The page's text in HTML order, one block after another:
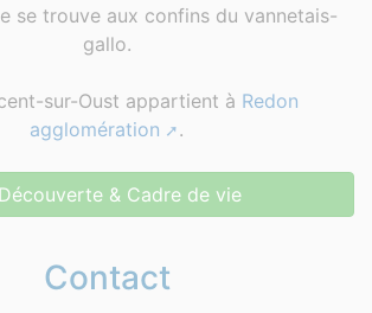
se trouve aux confins du vannetais-
gallo.
sur-Oust appartient à Redon
agglomération
.
& Cadre de vie
Contact